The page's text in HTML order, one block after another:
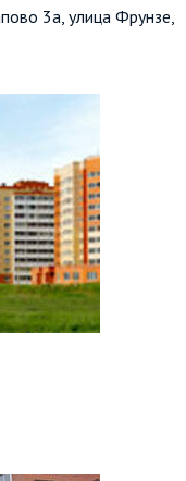
3а, улица Фрунзе,